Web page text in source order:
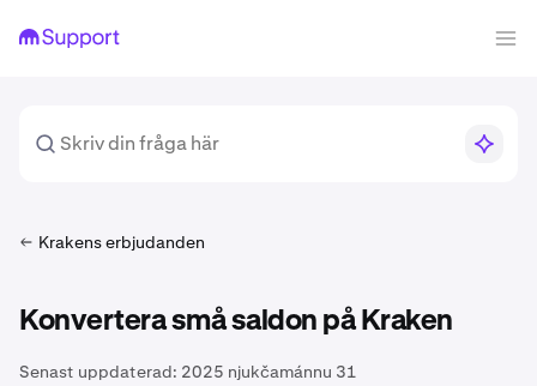
Krakens erbjudanden
Konvertera små saldon på Kraken
Senast uppdaterad: 2025 njukčamánnu 31